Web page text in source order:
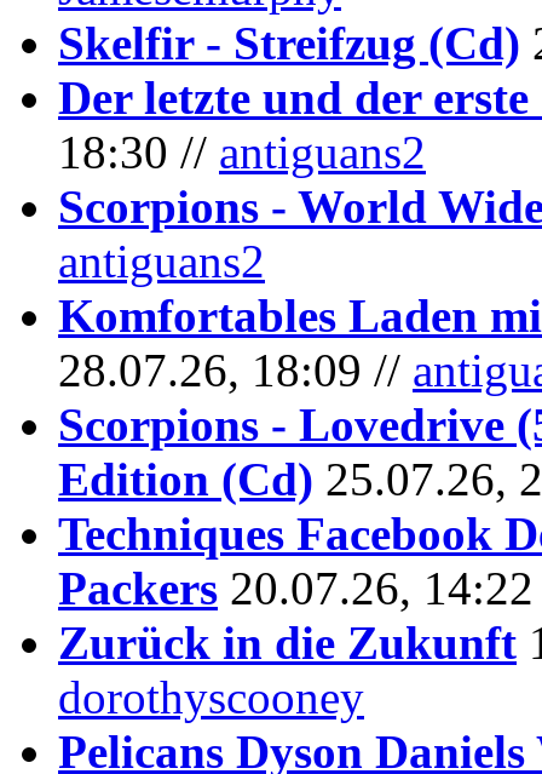
Skelfir - Streifzug (Cd)
Der letzte und der erste
18:30 // antiguans2
Scorpions - World
antiguans2
Komfortables Laden
28.07.26, 18:09 //
Scorpions - Lovedrive
Edition (Cd) 25.07.26,
Techniques Facebook
Packers 20.07.26,
Zurück in die Zukunft
dorothyscooney
Pelicans Dyson